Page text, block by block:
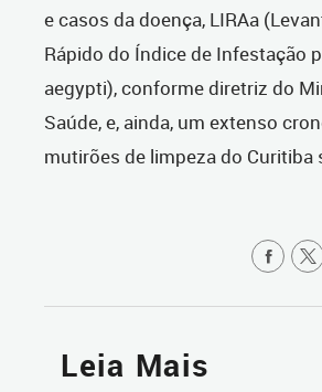
e casos da doença, LIRAa
Rápido do Índice de Infestação
aegypti), conforme diretriz do
Saúde, e, ainda, um extenso
mutirões de limpeza do Curitiba
Leia Mais